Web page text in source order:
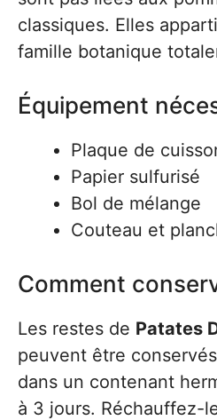
classiques. Elles
famille botanique
Équipement
Plaque de
Papier sulfurisé
Bol de mélange
Couteau et
Comment
Les restes de Patates
peuvent être
dans un contenant
à 3 jours. Réchauffez-